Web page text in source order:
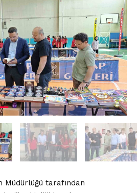
Müdürlüğü tarafından